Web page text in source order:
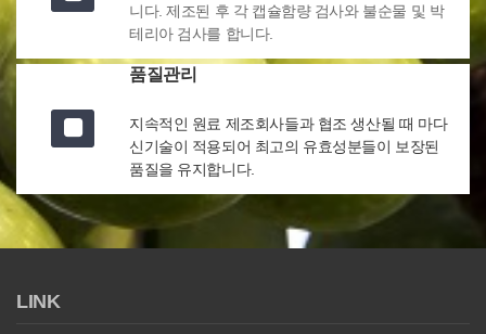
니다. 제조된 후 각 캡슐함량 검사와 불순물 및 박
테리아 검사를 합니다.
품질관리
지속적인 원료 제조회사들과 협조 생산될 때 마다
신기술이 적용되어 최고의 유효성분들이 보장된
품질을 유지합니다.
LINK